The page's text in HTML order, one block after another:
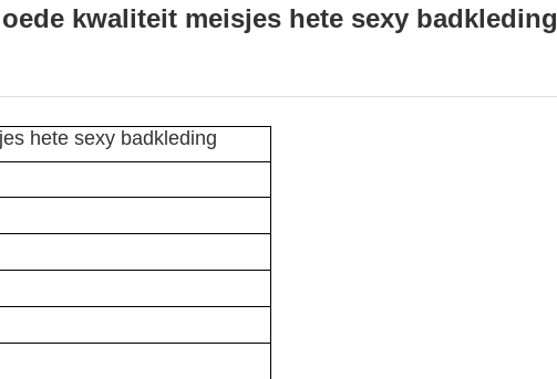
kwaliteit meisjes hete sexy badkleding
hete sexy badkleding